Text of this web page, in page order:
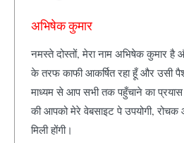
अभिषेक कुमार
नमस्ते दोस्तों, मेरा नाम अभिषेक कुमार
के तरफ काफी आकर्षित रहा हूँ और उसी
माध्यम से आप सभी तक पहुँचाने का
की आपको मेरे वेबसाइट पे उपयोगी, रोचक
मिली होंगी।